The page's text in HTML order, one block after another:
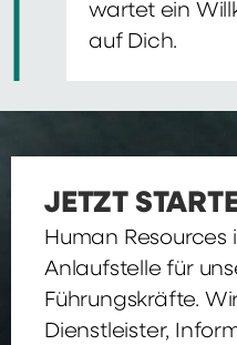
wartet ein
auf Dich.
JETZT
Human Resources
Anlaufstelle für
Führungskräfte.
Dienstleister,